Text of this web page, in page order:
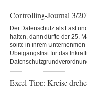
Controlling-Journal 3/
Der Datenschutz als Last
halten, dann dürfte der 25.
sollte in Ihrem
Übergangsfrist für das
Excel-Tipp: Kreise